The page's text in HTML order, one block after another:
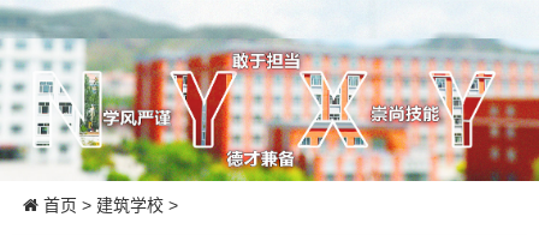
首页 > 建筑学校 >